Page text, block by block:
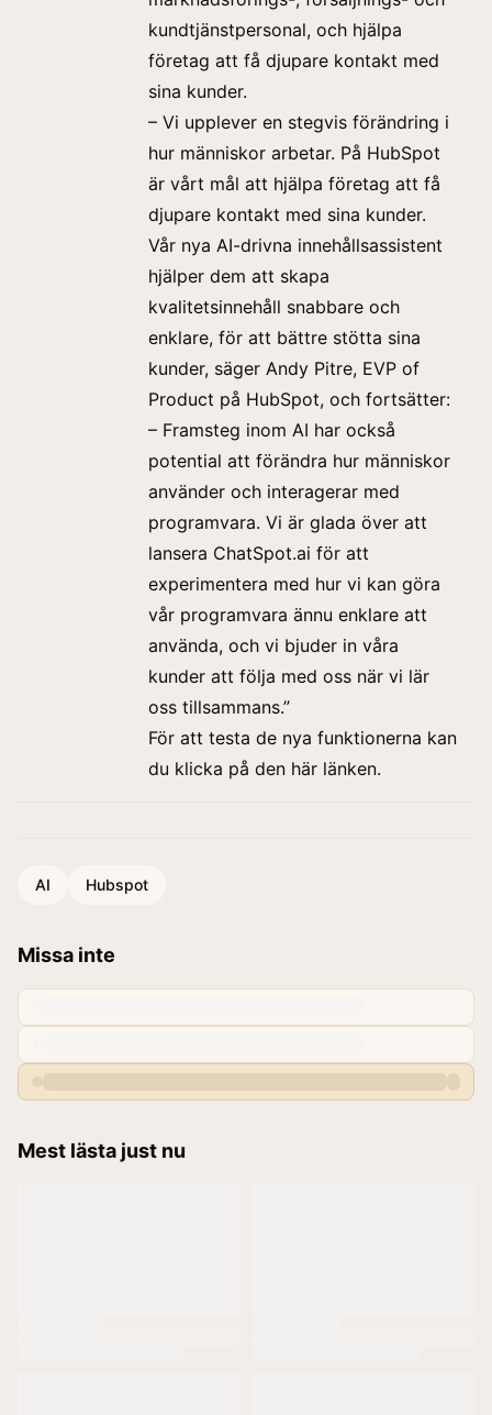
kundtjänstpersonal, och hjälpa
företag att få djupare kontakt med
sina kunder.
– Vi upplever en stegvis förändring i
hur människor arbetar. På HubSpot
är vårt mål att hjälpa företag att få
djupare kontakt med sina kunder.
Vår nya AI-drivna innehållsassistent
hjälper dem att skapa
kvalitetsinnehåll snabbare och
enklare, för att bättre stötta sina
kunder, säger Andy Pitre, EVP of
Product på HubSpot, och fortsätter:
– Framsteg inom AI har också
potential att förändra hur människor
använder och interagerar med
programvara. Vi är glada över att
lansera ChatSpot.ai för att
experimentera med hur vi kan göra
vår programvara ännu enklare att
använda, och vi bjuder in våra
kunder att följa med oss när vi lär
oss tillsammans.”
För att testa de nya funktionerna kan
du klicka på den här länken.
AI Hubspot
Missa inte
Mest lästa just nu